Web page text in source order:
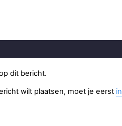
dit bericht.
wilt plaatsen, moet je eerst